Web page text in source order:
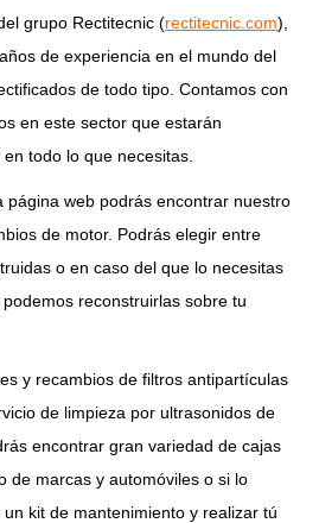
grupo Rectitecnic (rectitecnic.com),
de experiencia en el mundo del
de todo tipo. Contamos con
en este sector que estarán
todo lo que necesitas.
página web podrás encontrar nuestro
de motor. Podrás elegir entre
o en caso del que lo necesitas
reconstruirlas sobre tu
y recambios de filtros antipartículas
de limpieza por ultrasonidos de
encontrar gran variedad de cajas
de marcas y automóviles o si lo
kit de mantenimiento y realizar tú